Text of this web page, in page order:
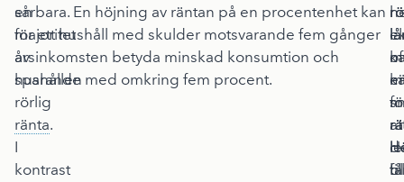
en
majoritet
av
hushållen
rörlig
ränta.
I
kontrast
sårbara. En höjning av räntan på en procentenhet kan
för ett hushåll med skulder motsvarande fem gånger
årsinkomsten betyda minskad konsumtion och
sparande med omkring fem procent.
till